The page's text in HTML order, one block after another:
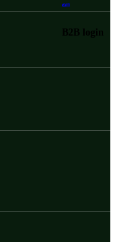
B2B login